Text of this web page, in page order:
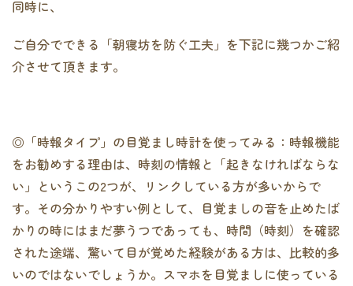
同時に、
ご自分でできる「朝寝坊を防ぐ工夫」を下記に幾つかご紹
介させて頂きます。
◎「時報タイプ」の目覚まし時計を使ってみる：時報機能
をお勧めする理由は、時刻の情報と「起きなければならな
い」というこの2つが、リンクしている方が多いからで
す。その分かりやすい例として、目覚ましの音を止めたば
かりの時にはまだ夢うつであっても、時間（時刻）を確認
された途端、驚いて目が覚めた経験がある方は、比較的多
いのではないでしょうか。スマホを目覚ましに使っている